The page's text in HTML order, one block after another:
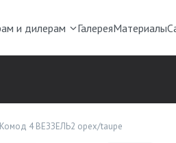
и дилерам ГалереяМатериалы
Комод 4 ВЕЗЗЕЛЬ2 орех/taupe